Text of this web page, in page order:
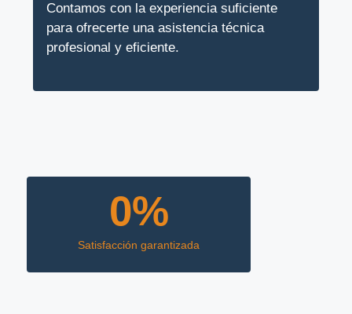
Contamos con la experiencia suficiente
para ofrecerte una asistencia técnica
profesional y eficiente.
Satisfacción garantizada
0%